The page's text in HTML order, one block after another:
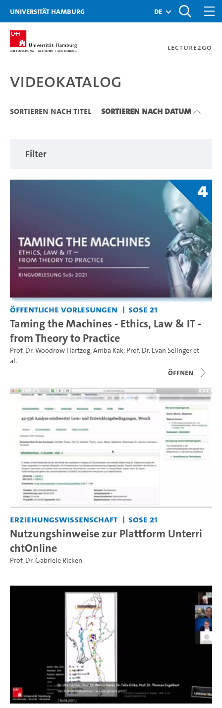
Zu den Filtern
Zur Metanavigation
Zur Hauptnavigation
Zur Suche
Zum Inhalt
Zum Seitenfuss
Universität Hamburg de
Lecture2Go
Videokatalog
Videokatalog
Sortieren nach Titel Sortieren nach Datum
Filter
4
Öffentliche Vorlesungen SoSe 21
Taming the Machines - Ethics, Law & IT -
from Theory to Practice
Prof. Dr. Woodrow Hartzog,Amba Kak, Prof. Dr. Evan Selingeret
al.
Öffnen
Erziehungswissenschaft SoSe 21
Nutzungshinweise zur Plattform Unterri
chtOnline
Prof. Dr. Gabriele Ricken